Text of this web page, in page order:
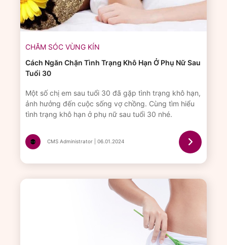
CHĂM SÓC VÙNG KÍN
Cách Ngăn Chặn Tình Trạng Khô Hạn Ở Phụ Nữ Sau
Tuổi 30
Một số chị em sau tuổi 30 đã gặp tình trạng khô hạn,
ảnh hưởng đến cuộc sống vợ chồng. Cùng tìm hiểu
tình trạng khô hạn ở phụ nữ sau tuổi 30 nhé.
CMS Administrator | 06.01.2024